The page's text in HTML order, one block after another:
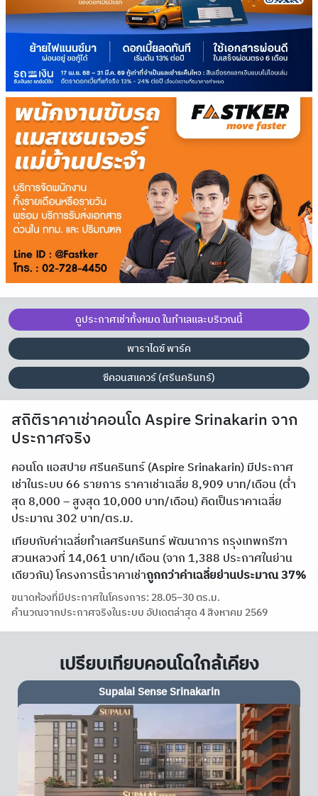
ดูประกาศเช่าทั้งหมด ในทำเลและบริเวณนี้
พาราไดซ์ พาร์ค
ซีคอนสแควร์ (ศรีนครินทร์)
สถิติราคาเช่าคอนโด Aspire Srinakarin จาก
ประกาศจริง
คอนโด แอสปาย ศรีนครินทร์ (Aspire Srinakarin) มีประกาศ
เช่าในระบบ 66 รายการ ราคาเช่าเฉลี่ย 8,909 บาท/เดือน (ต่ำ
สุด 8,000 – สูงสุด 10,000 บาท/เดือน) คิดเป็นราคาเฉลี่ย
ประมาณ 302 บาท/ตร.ม.
เทียบกับค่าเฉลี่ยทำเลศรีนครินทร์ พัฒนาการ กรุงเทพกรีฑา
สวนหลวงที่ 14,061 บาท/เดือน (จาก 1,388 ประกาศในย่าน
เดียวกัน) โครงการนี้ราคาเช่าถูกกว่าค่าเฉลี่ยย่านประมาณ 37%
ขนาดห้องที่มีประกาศในโครงการ: 28.05–30 ตร.ม.
คำนวณจากประกาศจริงในระบบ อัปเดตล่าสุด 4 สิงหาคม 2569
เปรียบเทียบคอนโดใกล้เคียง
Supalai Sense Srinakarin